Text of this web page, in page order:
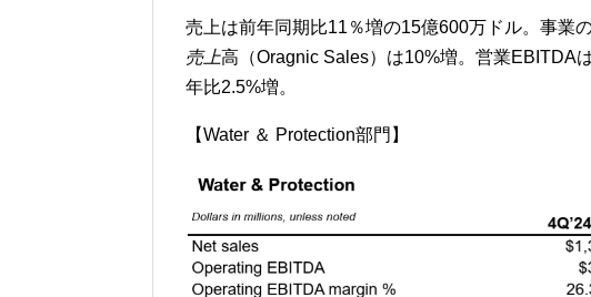
売上は前年同期比11％増の15億600万ドル。事業
売上高（Oragnic Sales）は10%増。営業EBITDA
年比2.5%増。
【Water ＆ Protection部門】